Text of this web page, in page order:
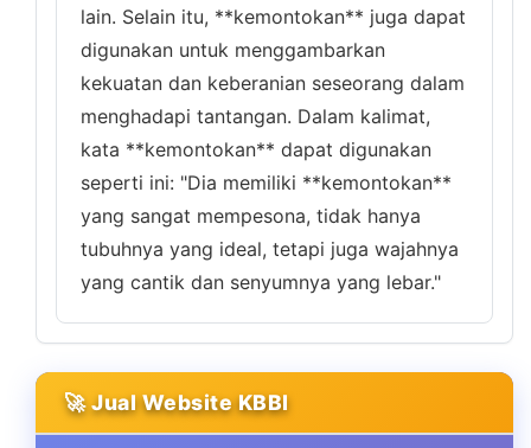
lain. Selain itu, **kemontokan** juga dapat
digunakan untuk menggambarkan
kekuatan dan keberanian seseorang dalam
menghadapi tantangan. Dalam kalimat,
kata **kemontokan** dapat digunakan
seperti ini: "Dia memiliki **kemontokan**
yang sangat mempesona, tidak hanya
tubuhnya yang ideal, tetapi juga wajahnya
yang cantik dan senyumnya yang lebar."
🚀 Jual Website KBBI